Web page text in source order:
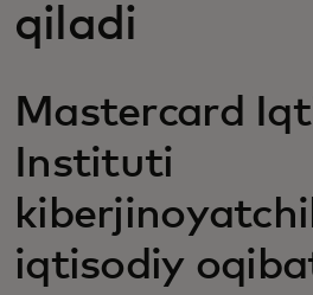
qiladi
Mastercard
Instituti
iqtisodiy